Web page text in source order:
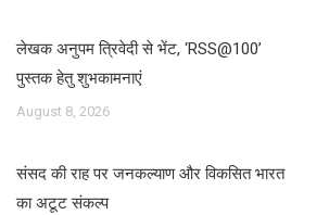
लेखक अनुपम त्रिवेदी से भेंट, ‘RSS@100’
पुस्तक हेतु शुभकामनाएं
August 8, 2026
संसद की राह पर जनकल्याण और विकसित भारत
का अटूट संकल्प